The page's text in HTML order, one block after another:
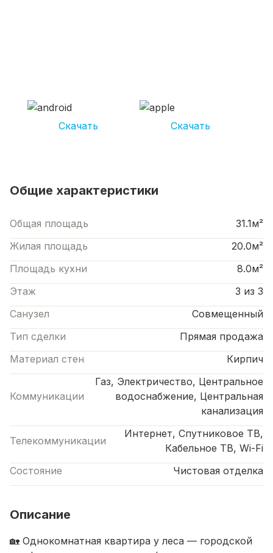
Скачать Скачать
Общие характеристики
Общая площадь
31.1м²
Жилая площадь
20.0м²
Площадь кухни
8.0м²
Этаж
3 из 3
Санузел
Совмещенный
Тип сделки
Прямая продажа
Материал стен
Кирпич
Коммуникации
Газ, Электричество, Центральное
водоснабжение, Центральная
канализация
Телекоммуникации
Интернет, Спутниковое ТВ,
Кабельное ТВ, Wi-Fi
Состояние
Чистовая отделка
Описание
🏡 Однокомнатная квартира у леса — городской